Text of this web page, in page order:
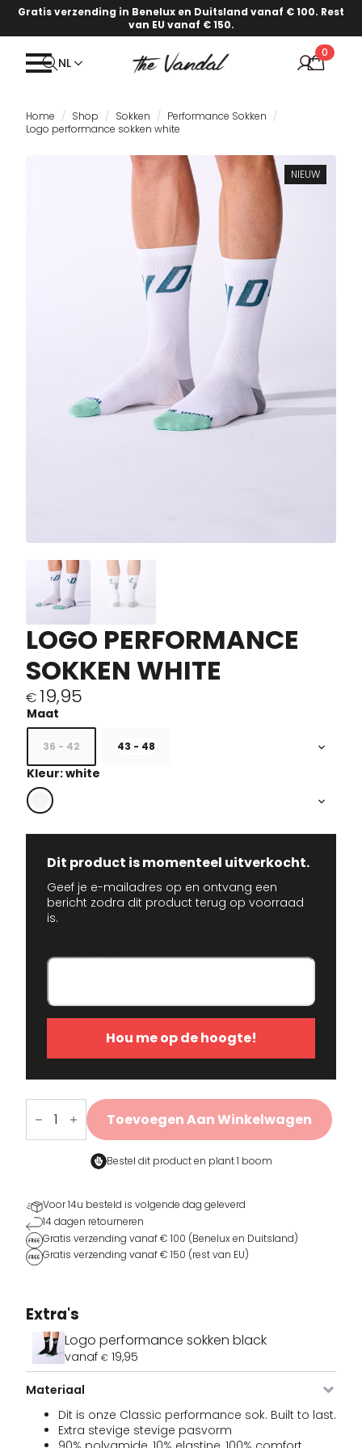
Gratis verzending in Benelux en Duitsland vanaf € 100. Rest
van EU vanaf € 150.
NL
0
Home Shop Sokken
Performance Sokken
Logo performance sokken white
NIEUW
LOGO PERFORMANCE
SOKKEN WHITE
€19,95
36 - 42 43 - 48
Kleur: white
Dit product is momenteel uitverkocht.
Geef je e-mailadres op en ontvang een
bericht zodra dit product terug op voorraad
is.
Hou me op de hoogte!
Logo
performance
sokken
white
Toevoegen Aan Winkelwagen
Bestel dit product en plant 1 boom
Voor 14u besteld is volgende dag geleverd
14 dagen retourneren
Gratis verzending vanaf € 100 (Benelux en Duitsland)
Gratis verzending vanaf € 150 (rest van EU)
Extra's
Logo performance sokken black
vanaf € 19,95
Materiaal
Dit is onze Classic performance sok. Built to last.
Extra stevige stevige pasvorm